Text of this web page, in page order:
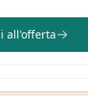
all'offerta